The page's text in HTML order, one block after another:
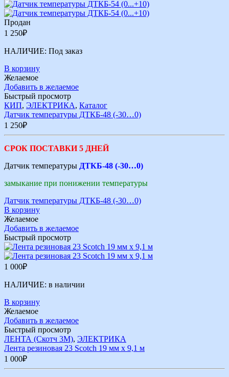
Продан
1 250₽
НАЛИЧИЕ: Под заказ
В корзину
Желаемое
Добавить в желаемое
Быстрый просмотр
КИП, ЭЛЕКТРИКА, Каталог
Датчик температуры ДТКБ-48 (-30…0)
1 250₽
СРОК ПОСТАВКИ 5 ДНЕЙ
Датчик температуры ДТКБ-48 (-30…0)
замыкание при понижении температуры
Датчик температуры ДТКБ-48 (-30…0)
В корзину
Желаемое
Добавить в желаемое
Быстрый просмотр
1 000₽
НАЛИЧИЕ: в наличии
В корзину
Желаемое
Добавить в желаемое
Быстрый просмотр
ЛЕНТА (Скотч 3М), ЭЛЕКТРИКА
Лента резиновая 23 Scotch 19 мм х 9,1 м
1 000₽